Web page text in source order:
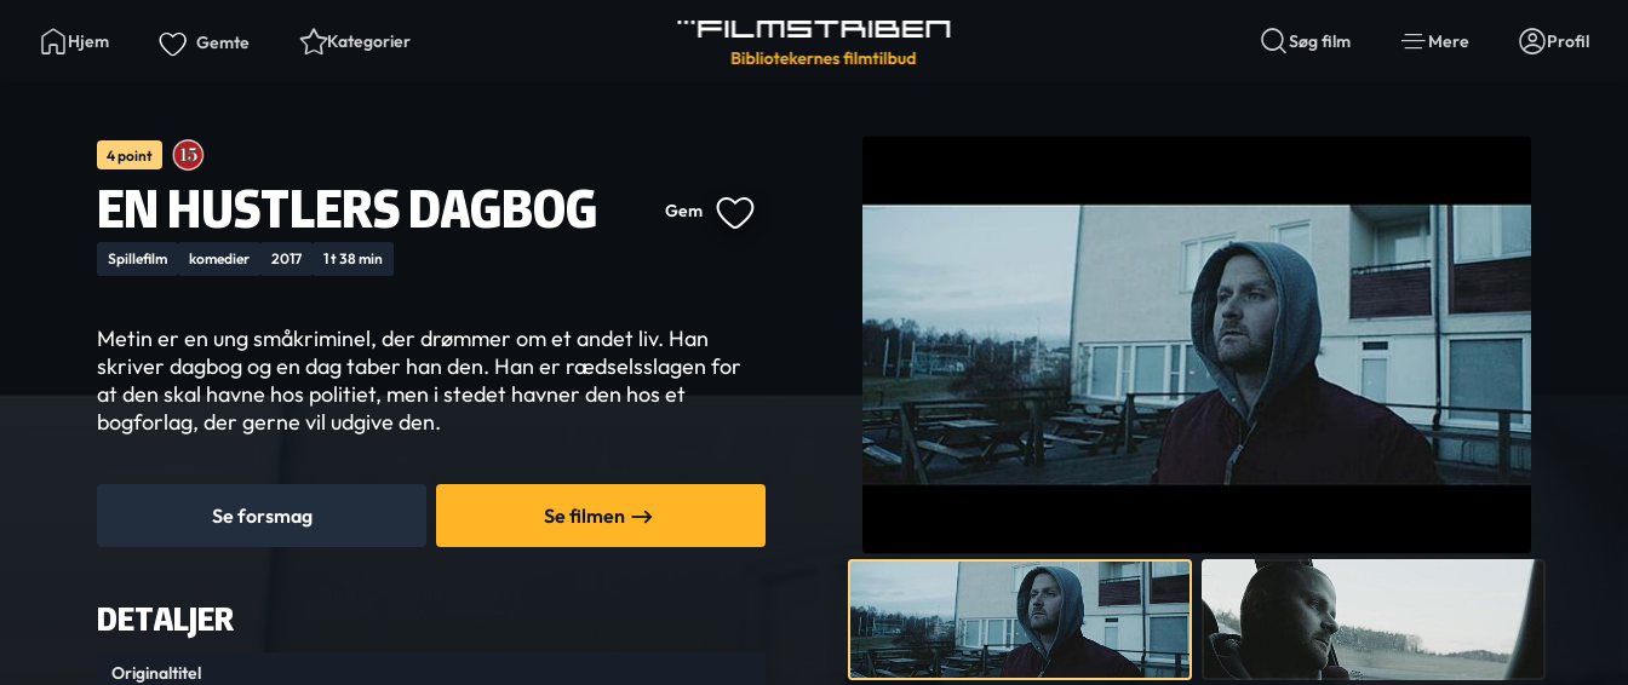
Hjem Gemte Kategorier Søg film Mere Profil
4 point
EN HUSTLERS DAGBOG Gem
Spillefilm komedier 2017 1 t 38 min
Metin er en ung småkriminel, der drømmer om et andet liv. Han
skriver dagbog og en dag taber han den. Han er rædselsslagen for
at den skal havne hos politiet, men i stedet havner den hos et
bogforlag, der gerne vil udgive den.
Se forsmag Se filmen
DETALJER
Originaltitel